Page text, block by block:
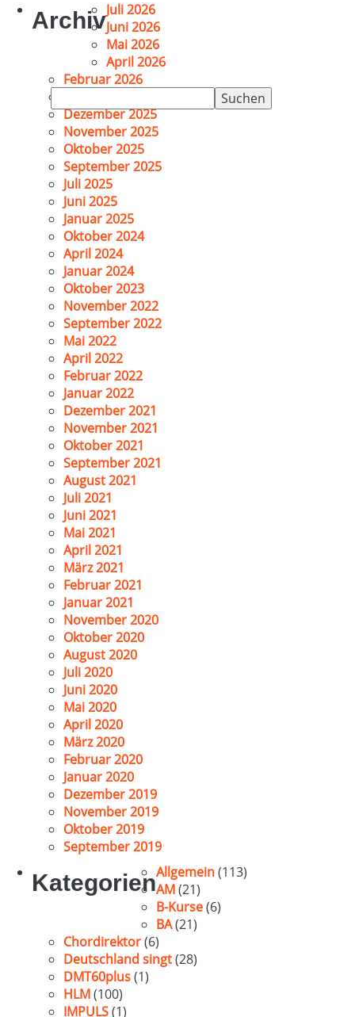
Suchen
nach:
ArchivJuli 2026
Juni 2026
Mai 2026
April 2026
Februar 2026
Dezember 2025
November 2025
Oktober 2025
September 2025
Juli 2025
Juni 2025
Januar 2025
Oktober 2024
April 2024
Januar 2024
Oktober 2023
November 2022
September 2022
Mai 2022
April 2022
Februar 2022
Januar 2022
Dezember 2021
November 2021
Oktober 2021
September 2021
August 2021
Juli 2021
Juni 2021
Mai 2021
April 2021
März 2021
Februar 2021
Januar 2021
November 2020
Oktober 2020
August 2020
Juli 2020
Juni 2020
Mai 2020
April 2020
März 2020
Februar 2020
Januar 2020
Dezember 2019
November 2019
Oktober 2019
September 2019
KategorienAllgemein(113)
AM(21)
B-Kurse(6)
BA(21)
Chordirektor(6)
Deutschland singt(28)
DMT60plus(1)
HLM(100)
IMPULS(1)